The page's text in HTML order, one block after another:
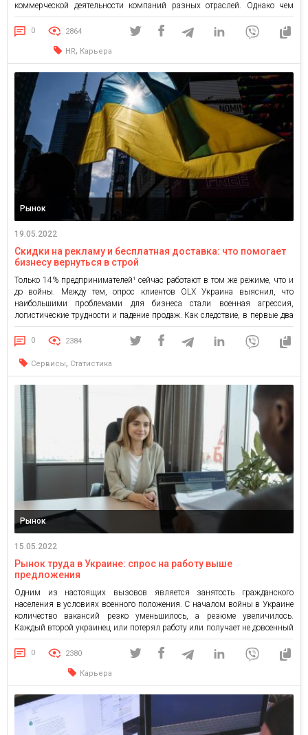
коммерческой деятельности компаний разных отраслей. Однако чем
дольше идет война, тем сложнее компаниям содержать и объемы деловой
активности, и размер заработной платы своих работников. В условиях
кризиса украинский бизнес оптимизирует расходы, […]
0 2864
HR, Карьера
Рынок
19.05.2022
Скидки на рекламу и бесплатная доставка: что помогает
бизнесу вернуться в строй
Только 14% предпринимателей¹ сейчас работают в том же режиме, что и
до войны. Между тем, опрос клиентов OLX Украина выяснил, что
наибольшими проблемами для бизнеса стали военная агрессия,
логистические трудности и падение продаж. Как следствие, в первые два
месяца боевых действий почти 200 тысяч компаний и ФЛП подали
заявки на льготное налогообложение, чтобы сохранить возможность […]
0 2384
Сервисы, Статистика
Рынок
15.05.2022
Рынок труда в Украине: спрос на работу выше
предложения
Одним из настоящих вызовов является занятость гражданского
населения в условиях военного положения. С началом войны в Украине
количество вакансий резко уменьшилось, а резюме увеличилось.
Каждый второй украинец или потерял работу или получает не довоенный
размер заработной платы. Желающих найти новую работу много, однако
рынок труда, находящийся в состоянии жесткого кризиса, не может
0 2380
Карьера